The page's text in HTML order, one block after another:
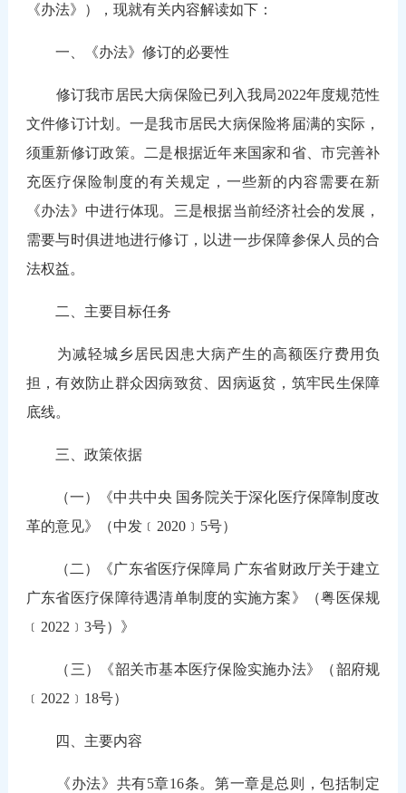
《办法》），现就有关内容解读如下：
一、《办法》修订的必要性
修订我市居民大病保险已列入我局2022年度规范性
文件修订计划。一是我市居民大病保险将届满的实际，
须重新修订政策。二是根据近年来国家和省、市完善补
充医疗保险制度的有关规定，一些新的内容需要在新
《办法》中进行体现。三是根据当前经济社会的发展，
需要与时俱进地进行修订，以进一步保障参保人员的合
法权益。
二、主要目标任务
为减轻城乡居民因患大病产生的高额医疗费用负
担，有效防止群众因病致贫、因病返贫，筑牢民生保障
底线。
三、政策依据
（一）《中共中央 国务院关于深化医疗保障制度改
革的意见》（中发﹝2020﹞5号）
（二）《广东省医疗保障局 广东省财政厅关于建立
广东省医疗保障待遇清单制度的实施方案》（粤医保规
﹝2022﹞3号）》
（三）《韶关市基本医疗保险实施办法》（韶府规
﹝2022﹞18号）
四、主要内容
《办法》共有5章16条。第一章是总则，包括制定